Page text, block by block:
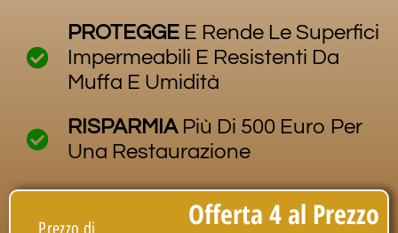
PROTEGGE E Rende Le Superfici
Impermeabili E Resistenti Da
Muffa E Umidità
RISPARMIAPiù Di 500 Euro Per
Una Restaurazione
Prezzo di
Offerta 4 al Prezzo